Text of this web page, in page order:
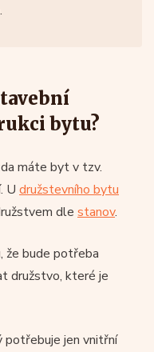
bytu?
máte byt v tzv.
U družstevního bytu
dle stanov.
že bude potřeba
družstvo, které je
potřebuje jen vnitřní